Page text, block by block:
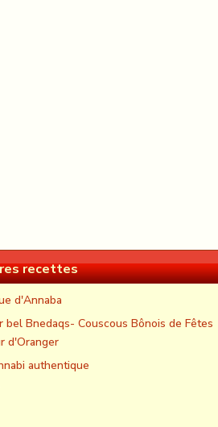
recettes
d'Annaba
bel Bnedaqs- Couscous Bônois de Fêtes
d'Oranger
authentique